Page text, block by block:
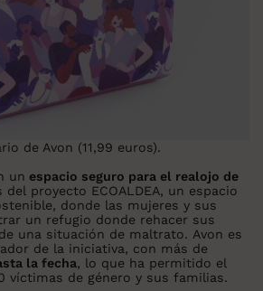
de Avon (11,99 euros).
un espacio seguro para el realojo de
del proyecto ECOALDEA, un espacio
donde las mujeres y sus
un refugio donde rehacer sus
una situación de maltrato. Avon es
de la iniciativa, con más de
la fecha, lo que ha permitido el
víctimas de género y sus familias.